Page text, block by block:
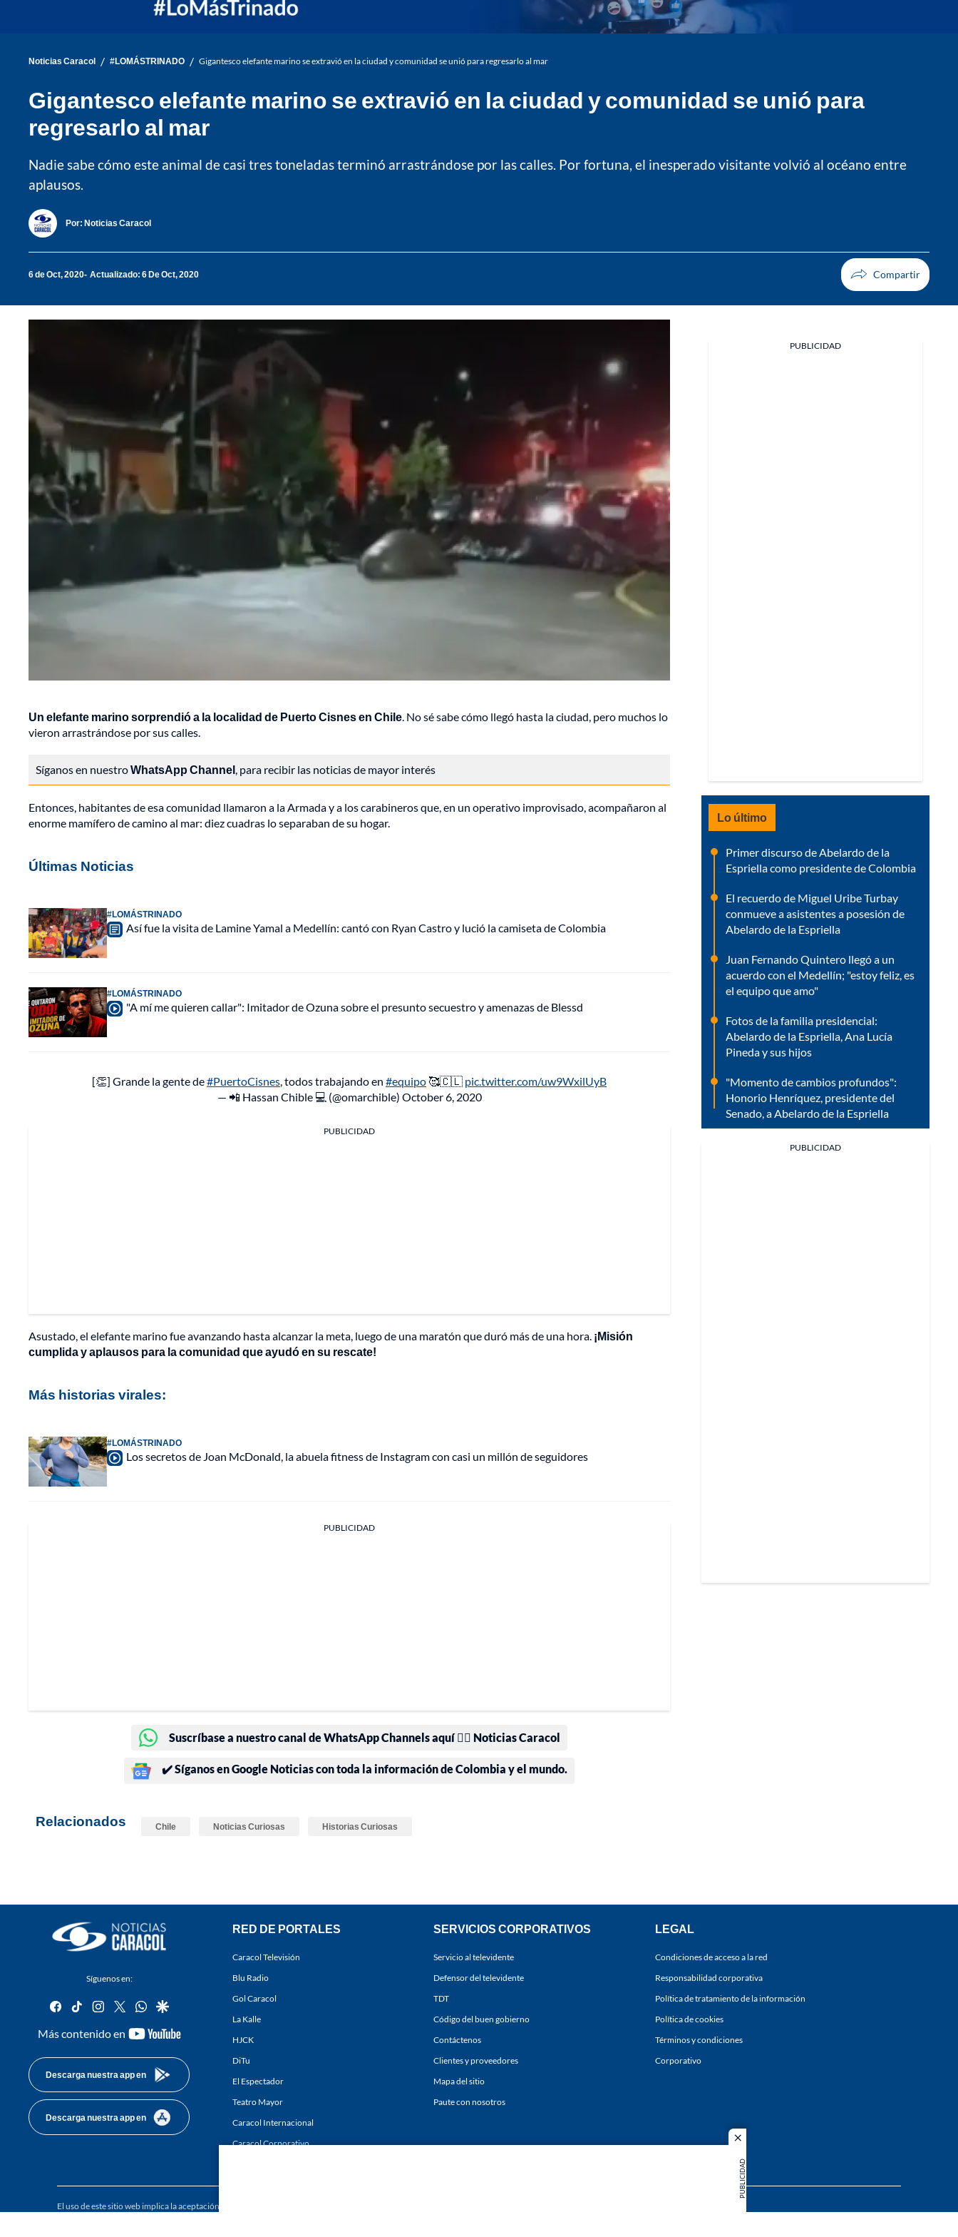
close
PUBLICIDAD
Noticias Caracol / #LOMÁSTRINADO / Gigantesco elefante marino se extravió en la ciudad y comunidad se unió para regresarlo al mar
Gigantesco elefante marino se extravió en la ciudad y comunidad se unió para
regresarlo al mar
Nadie sabe cómo este animal de casi tres toneladas terminó arrastrándose por las calles. Por fortuna, el inesperado visitante volvió al océano entre
aplausos.
Por: Noticias Caracol
6 de Oct, 2020 Actualizado: 6 De Oct, 2020
Un elefante marino sorprendió a la localidad de Puerto Cisnes en Chile. No sé sabe cómo llegó hasta la ciudad, pero muchos lo
vieron arrastrándose por sus calles.
Síganos en nuestroWhatsApp Channel, para recibir las noticias de mayor interés
Entonces, habitantes de esa comunidad llamaron a la Armada y a los carabineros que, en un operativo improvisado, acompañaron al
enorme mamífero de camino al mar: diez cuadras lo separaban de su hogar.
Últimas Noticias
#LOMÁSTRINADO
Así fue la visita de Lamine Yamal a Medellín: cantó con Ryan Castro y lució la camiseta de Colombia
#LOMÁSTRINADO
"A mí me quieren callar": Imitador de Ozuna sobre el presunto secuestro y amenazas de Blessd
[👏] Grande la gente de#PuertoCisnes, todos trabajando en #equipo 🥰🇨🇱 pic.twitter.com/uw9WxilUyB
— 📲 Hassan Chible 💻 (@omarchible) October 6, 2020
PUBLICIDAD
Asustado, el elefante marino fue avanzando hasta alcanzar la meta, luego de una maratón que duró más de una hora. ¡Misión
cumplida y aplausos para la comunidad que ayudó en su rescate!
Más historias virales:
#LOMÁSTRINADO
Los secretos de Joan McDonald, la abuela fitness de Instagram con casi un millón de seguidores
PUBLICIDAD
Suscríbase a nuestro canal de WhatsApp Channels aquí 👉🏻 Noticias Caracol
✔️ Síganos en Google Noticias con toda la información de Colombia y el mundo.
Relacionados Chile Noticias Curiosas Historias Curiosas
PUBLICIDAD
Lo último
Primer discurso de Abelardo de la
Espriella como presidente de Colombia
El recuerdo de Miguel Uribe Turbay
conmueve a asistentes a posesión de
Abelardo de la Espriella
Juan Fernando Quintero llegó a un
acuerdo con el Medellín; "estoy feliz, es
el equipo que amo"
Fotos de la familia presidencial:
Abelardo de la Espriella, Ana Lucía
Pineda y sus hijos
"Momento de cambios profundos":
Honorio Henríquez, presidente del
Senado, a Abelardo de la Espriella
PUBLICIDAD
Síguenos en:
facebook
tiktok instagram
twitterwhatsapp
google
Más contenido en
youtube-
Descarga nuestra app en
Descarga nuestra app en
RED DE PORTALES
Caracol Televisión
Blu Radio
Gol Caracol
La Kalle
HJCK
DiTu
El Espectador
Teatro Mayor
Caracol Internacional
Caracol Corporativo
SERVICIOS CORPORATIVOS
Servicio al televidente
Defensor del televidente
TDT
Código del buen gobierno
Contáctenos
Clientes y proveedores
Mapa del sitio
Paute con nosotros
LEGAL
Condiciones de acceso a la red
Responsabilidad corporativa
Política de tratamiento de la información
Política de cookies
Términos y condiciones
Corporativo
El uso de este sitio web implica la aceptación de los